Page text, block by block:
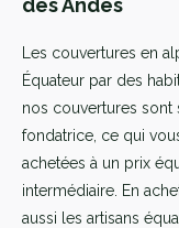
des Andes
Les couvertures en
Équateur par des
nos couvertures sont
fondatrice, ce qui
achetées à un prix
intermédiaire. En
aussi les artisans